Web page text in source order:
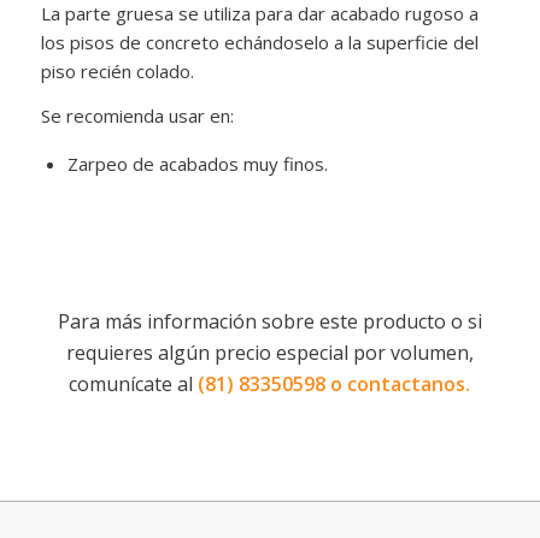
La parte gruesa se utiliza para dar acabado rugoso a
los pisos de concreto echándoselo a la superficie del
piso recién colado.
Se recomienda usar en:
Zarpeo de acabados muy finos.
Para más información sobre este producto o si
requieres algún precio especial por volumen,
comunícate al (81) 83350598 o contactanos.